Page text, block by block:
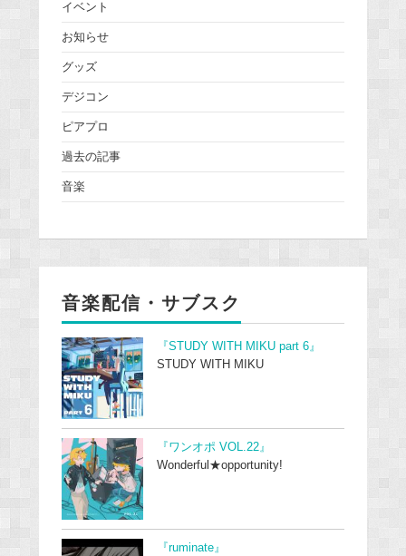
イベント
お知らせ
グッズ
デジコン
ピアプロ
過去の記事
音楽
音楽配信・サブスク
『STUDY WITH MIKU part 6』
STUDY WITH MIKU
『ワンオポ VOL.22』
Wonderful★opportunity!
『ruminate』